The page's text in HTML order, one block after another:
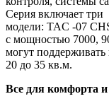
Серия включает три
модели: TAC -07
с мощностью 7000,
могут
20 до 35 кв.м.
Все для комфорта и